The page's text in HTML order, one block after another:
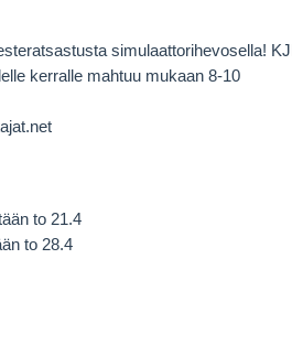
simulaattorihevosella!
kerralle mahtuu mukaan 8-10
to 21.4
to 28.4